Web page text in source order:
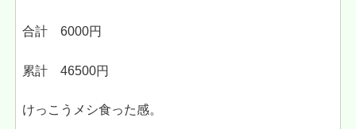
合計 6000円
累計 46500円
けっこうメシ食った感。